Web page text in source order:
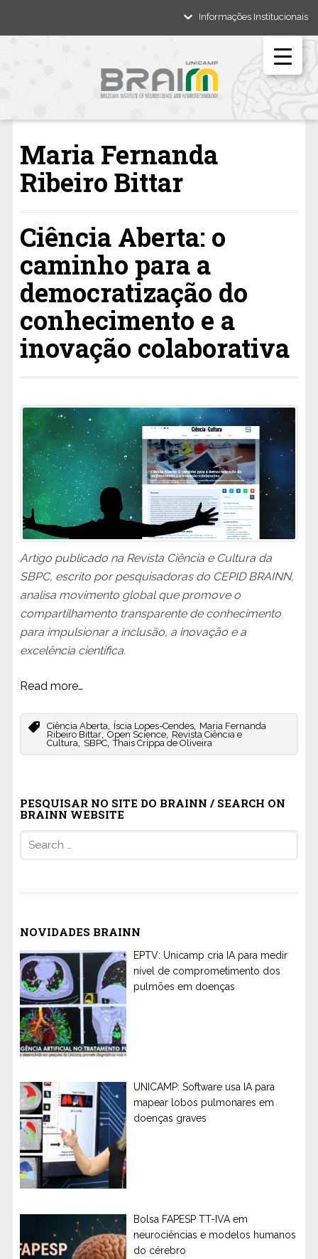
Informações Institucionais
Maria Fernanda
Ribeiro Bittar
Ciência Aberta: o
caminho para a
democratização do
conhecimento e a
inovação colaborativa
Artigo publicado na Revista Ciência e Cultura da
SBPC, escrito por pesquisadoras do CEPID BRAINN,
analisa movimento global que promove o
compartilhamento transparente de conhecimento
para impulsionar a inclusão, a inovação e a
excelência científica.
Read more…
Ciência Aberta Íscia Lopes-Cendes, Maria Fernanda
Ribeiro Bittar, Open Science, Revista Ciência e
Cultura , SBPC, Thais Crippa de Oliveira
PESQUISAR NO SITE DO BRAINN / SEARCH ON
BRAINN WEBSITE
for:
NOVIDADES BRAINN
EPTV: Unicamp cria IA para medir
nível de comprometimento dos
pulmões em doenças
UNICAMP: Software usa IA para
mapear lobos pulmonares em
doenças graves
Bolsa FAPESP TT-IVA em
neurociências e modelos humanos
do cérebro